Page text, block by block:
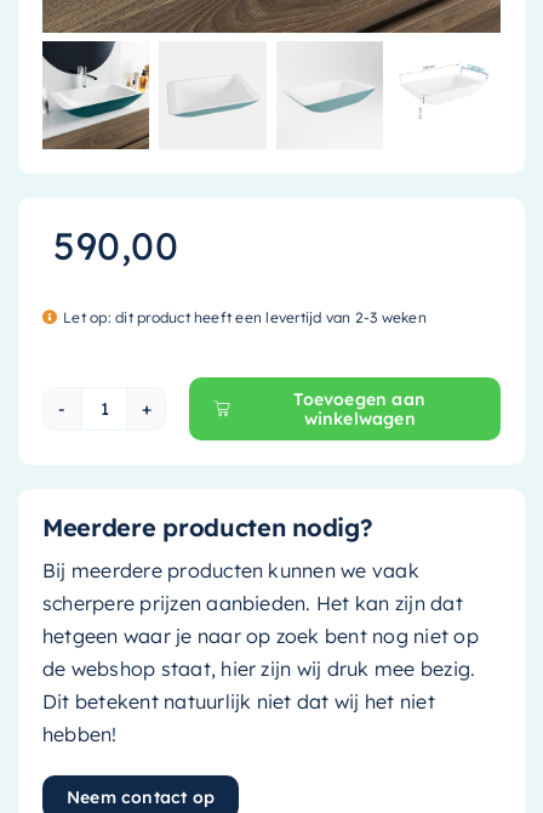
590,00
Let op: dit product heeft een levertijd van 2-3 weken
Mondiaz Waskom Topi - 60cm - smag (jade
Toevoegen aan
winkelwagen
Meerdere producten nodig?
Bij meerdere producten kunnen we vaak
scherpere prijzen aanbieden. Het kan zijn dat
hetgeen waar je naar op zoek bent nog niet op
de webshop staat, hier zijn wij druk mee bezig.
Dit betekent natuurlijk niet dat wij het niet
hebben!
Neem contact op